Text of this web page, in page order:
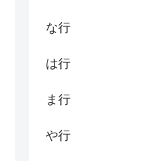
な行
は行
ま行
や行